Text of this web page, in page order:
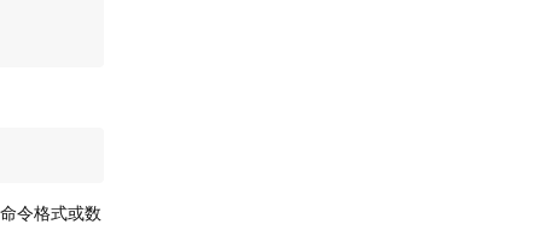
令格式或数